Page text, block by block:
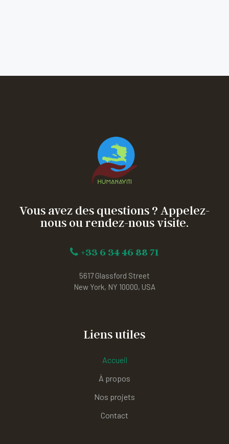
Vous avez des questions ? Appelez-
nous ou rendez-nous visite.
+33 6 34 46 88 71
5617 Glassford Street
New York, NY 10000, USA
Liens utiles
Accueil
À propos
Nos projets
Contact